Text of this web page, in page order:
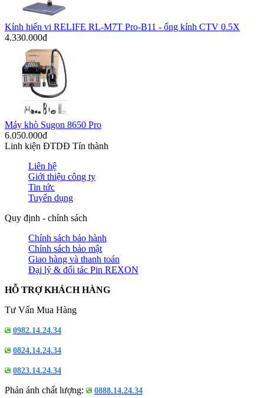
Kính hiển vi RELIFE RL-M7T Pro-B11 - ống kính CTV 0.5X
4.330.000đ
Máy khò Sugon 8650 Pro
6.050.000đ
Linh kiện ĐTDĐ Tín thành
Liên hệ
Giới thiệu công ty
Tin tức
Tuyển dụng
Quy định - chính sách
Chính sách bảo hành
Chính sách bảo mật
Giao hàng và thanh toán
Đại lý & đối tác Pin REXON
HỖ TRỢ KHÁCH HÀNG
Tư Vấn Mua Hàng
0982.14.24.34
0824.14.24.34
0823.14.24.34
Phản ánh chất lượng: 0888.14.24.34